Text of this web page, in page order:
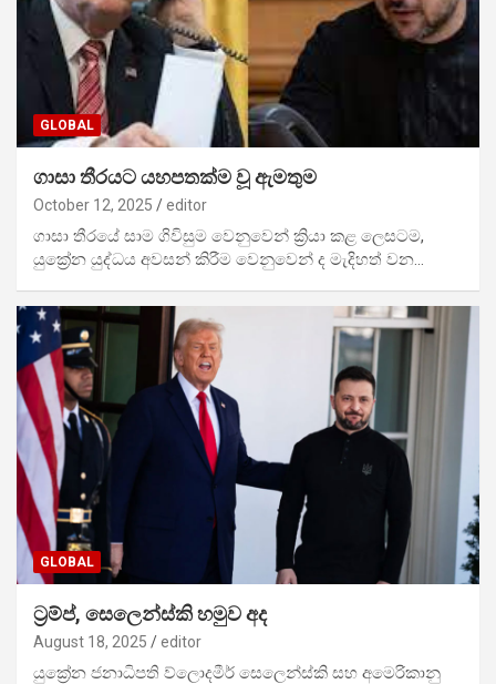
GLOBAL
ගාසා තීරයට යහපතක්ම වූ ඇමතුම
October 12, 2025 editor
ගාසා තීරයේ සාම ගිවිසුම වෙනුවෙන් ක්‍රියා කළ ලෙසටම,
යුක්‍රේන යුද්ධය අවසන් කිරීම වෙනුවෙන් ද මැදිහත් වන…
GLOBAL
ට්‍රම්ප්, සෙ‍ලෙන්ස්කි හමුව අද
August 18, 2025 editor
යුක්‍රේන ජනාධිපති ව්ලොදමීර් සෙ‍ලෙන්ස්කි සහ අමෙරිකානු